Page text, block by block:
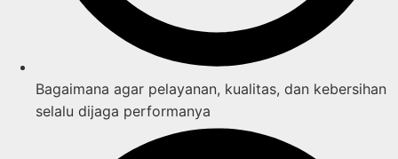
Bagaimana agar pelayanan, kualitas, dan kebersihan
selalu dijaga performanya